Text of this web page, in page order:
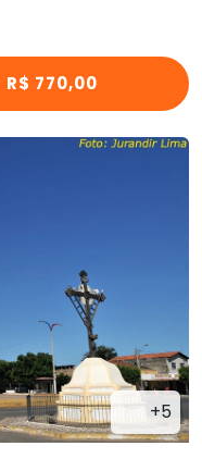
R$ 770,00
+5